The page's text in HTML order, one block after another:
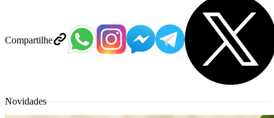
Compartilhe
Novidades